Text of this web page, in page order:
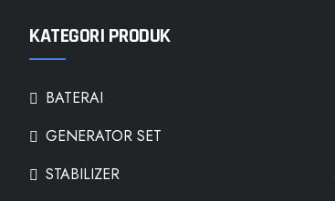
KATEGORI PRODUK
BATERAI
GENERATOR SET
STABILIZER